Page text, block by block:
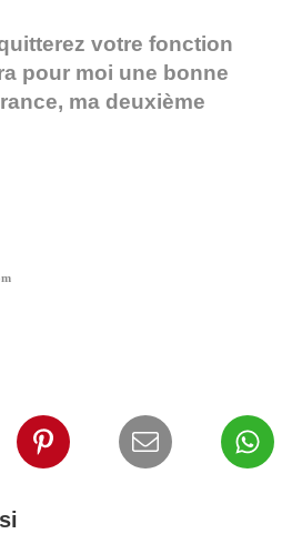
votre fonction
pour moi une bonne
ma deuxième